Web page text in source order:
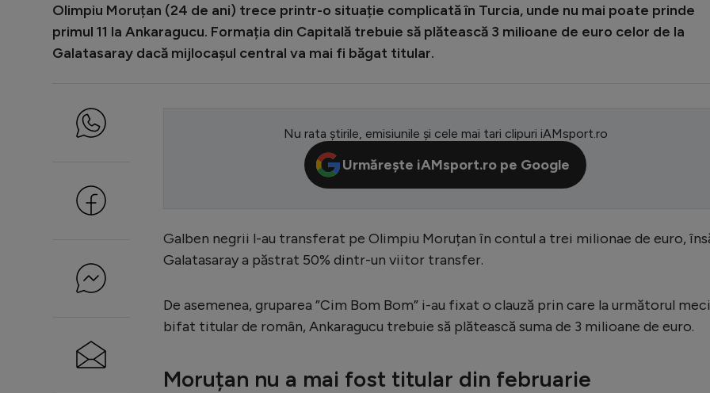
Olimpiu Moruțan (24 de ani) trece printr-o situație complicată în Turcia, unde nu mai poate prinde
primul 11 la Ankaragucu. Formația din Capitală trebuie să plătească 3 milioane de euro celor de la
Galatasaray dacă mijlocașul central va mai fi băgat titular.
Nu rata știrile, emisiunile și cele mai tari clipuri iAMsport.ro
Urmărește iAMsport.ro pe Google
Galben negrii l-au transferat pe Olimpiu Moruțan în contul a trei milionae de euro,
Galatasaray a păstrat 50% dintr-un viitor transfer.
De asemenea, gruparea ”Cim Bom Bom” i-au fixat o clauză prin care la următorul meci
bifat titular de român, Ankaragucu trebuie să plătească suma de 3 milioane de euro.
Moruțan nu a mai fost titular din februarie